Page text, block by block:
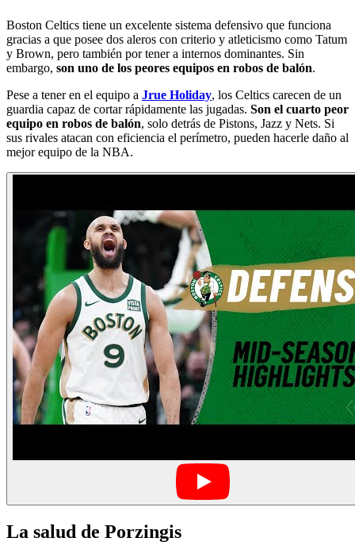
Boston Celtics tiene un excelente sistema defensivo que funciona
gracias a que posee dos aleros con criterio y atleticismo como Tatum
y Brown, pero también por tener a internos dominantes. Sin
embargo, son uno de los peores equipos en robos de balón.
Pese a tener en el equipo a Jrue Holiday, los Celtics carecen de un
guardia capaz de cortar rápidamente las jugadas. Son el cuarto peor
equipo en robos de balón, solo detrás de Pistons, Jazz y Nets. Si
sus rivales atacan con eficiencia el perímetro, pueden hacerle daño al
mejor equipo de la NBA.
La salud de Porzingis